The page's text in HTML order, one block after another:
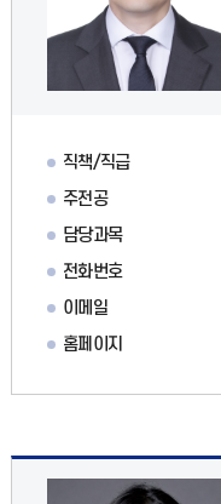
직책/직급
주전공
담당과목
전화번호
이메일
홈페이지